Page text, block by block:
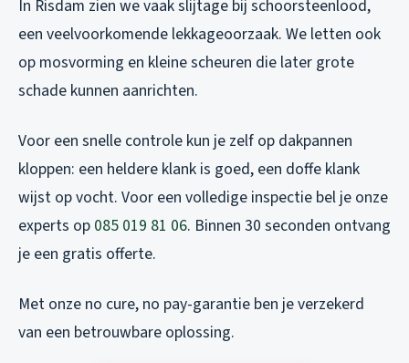
In Risdam zien we vaak slijtage bij schoorsteenlood,
een veelvoorkomende lekkageoorzaak. We letten ook
op mosvorming en kleine scheuren die later grote
schade kunnen aanrichten.
Voor een snelle controle kun je zelf op dakpannen
kloppen: een heldere klank is goed, een doffe klank
wijst op vocht. Voor een volledige inspectie bel je onze
experts op 085 019 81 06. Binnen 30 seconden ontvang
je een gratis offerte.
Met onze no cure, no pay-garantie ben je verzekerd
van een betrouwbare oplossing.